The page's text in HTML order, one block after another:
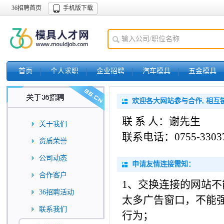
36招聘首页 手机版下载
首页 个人求职 企业招聘 汽车模具 五金模具
关于我们
资质荣誉
公司动态
合作客户
36招聘活动
联系我们
欢迎各大网站参与合作, 相互
联 系 人：谢先生
联系电话：0755-
申请友情连接需知：
1、交换连接的网站
太多广告窗口，不能
行为；